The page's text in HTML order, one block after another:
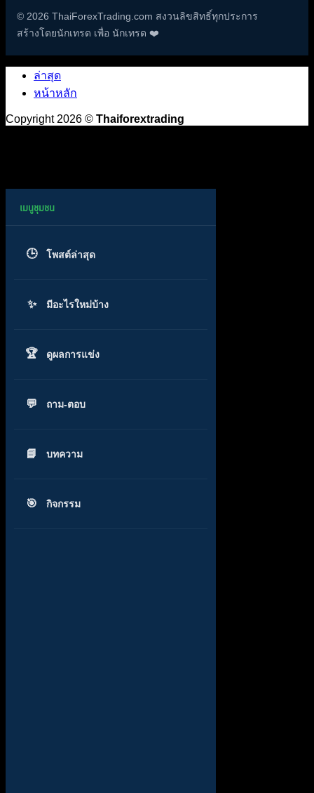
© 2026 ThaiForexTrading.com สงวนลิขสิทธิ์ทุกประการ
สร้างโดยนักเทรด เพื่อ นักเทรด ❤️
ล่าสุด
หน้าหลัก
Copyright 2026 © Thaiforextrading
โพสต์ล่าสุด
มีอะไรใหม่บ้าง
ดูผลการแข่ง
ถาม-ตอบ
บทความ
กิจกรรม